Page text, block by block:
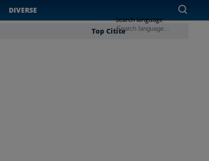
DIVERSE
Top Citite
Search language